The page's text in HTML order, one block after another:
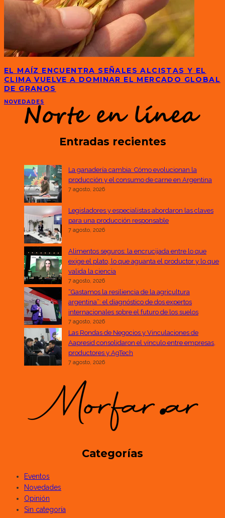
EL MAÍZ ENCUENTRA SEÑALES ALCISTAS Y EL
CLIMA VUELVE A DOMINAR EL MERCADO GLOBAL
DE GRANOS
NOVEDADES
Entradas recientes
La ganadería cambia: Cómo evolucionan la
producción y el consumo de carne en Argentina
7 agosto, 2026
Legisladores y especialistas abordaron las claves
para una producción responsable
7 agosto, 2026
Alimentos seguros: la encrucijada entre lo que
exige el plato, lo que aguanta el productor y lo que
valida la ciencia
7 agosto, 2026
“Gastamos la resiliencia de la agricultura
argentina”: el diagnóstico de dos expertos
internacionales sobre el futuro de los suelos
7 agosto, 2026
Las Rondas de Negocios y Vinculaciones de
Aapresid consolidaron el vínculo entre empresas,
productores y AgTech
7 agosto, 2026
Categorías
Eventos
Novedades
Opinión
Sin categoría